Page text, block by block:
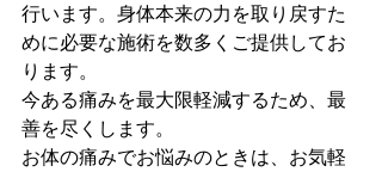
行います。身体本来の力を取り戻すた
めに必要な施術を数多くご提供してお
ります。
今ある痛みを最大限軽減するため、最
善を尽くします。
お体の痛みでお悩みのときは、お気軽